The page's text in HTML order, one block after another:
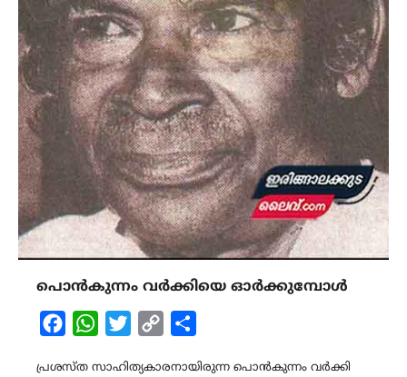
പൊൻകുന്നം വർക്കിയെ ഓർക്കുമ്പോൾ
FacebookWhatsAppTwitterCopy
പ്രശസ്ത സാഹിത്യകാരനായിരുന്ന പൊൻകുന്നം വർക്കി